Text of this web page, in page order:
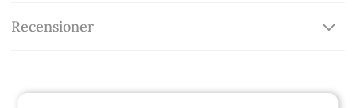
Recensioner